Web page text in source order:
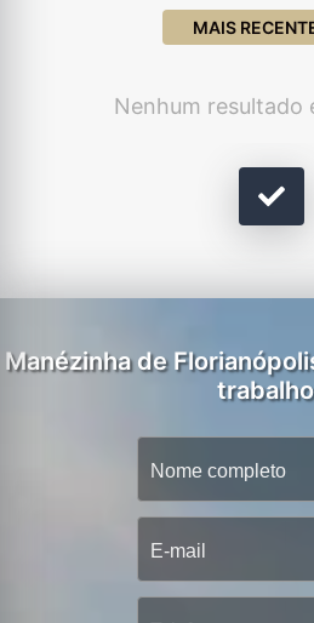
MAIS
Nenhum resultado
Manézinha de